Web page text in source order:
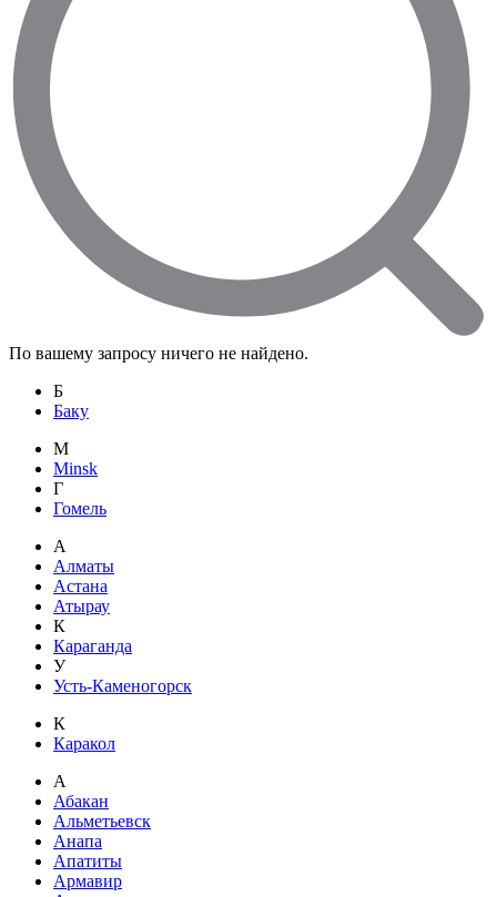
По вашему запросу ничего не найдено.
Б
Баку
M
Minsk
Г
Гомель
А
Алматы
Астана
Атырау
К
Караганда
У
Усть-Каменогорск
К
Каракол
А
Абакан
Альметьевск
Анапа
Апатиты
Армавир